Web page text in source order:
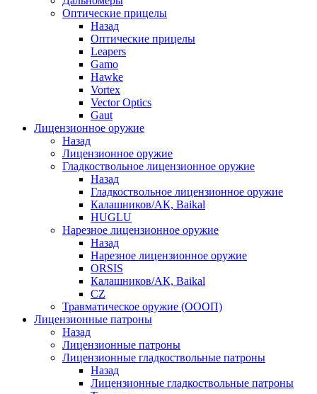
Оптические прицелы
Назад
Оптические прицелы
Leapers
Gamo
Hawke
Vortex
Vector Optics
Gaut
Лицензионное оружие
Назад
Лицензионное оружие
Гладкоствольное лицензионное оружие
Назад
Гладкоствольное лицензионное оружие
Калашников/АК, Baikal
HUGLU
Нарезное лицензионное оружие
Назад
Нарезное лицензионное оружие
ORSIS
Калашников/АК, Baikal
CZ
Травматическое оружие (ОООП)
Лицензионные патроны
Назад
Лицензионные патроны
Лицензионные гладкоствольные патроны
Назад
Лицензионные гладкоствольные патроны